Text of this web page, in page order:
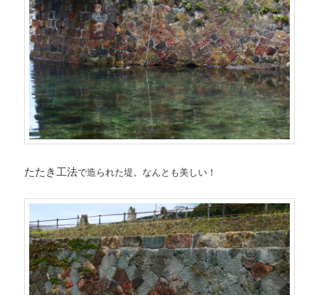
たたき工法で造られた堤。なんとも美しい！